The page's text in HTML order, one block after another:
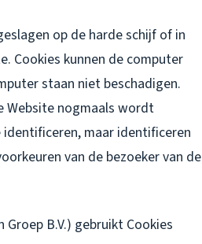
op de harde schijf of in
Cookies kunnen de computer
staan niet beschadigen.
Website nogmaals wordt
maar identificeren
van de bezoeker van de
B.V.) gebruikt Cookies